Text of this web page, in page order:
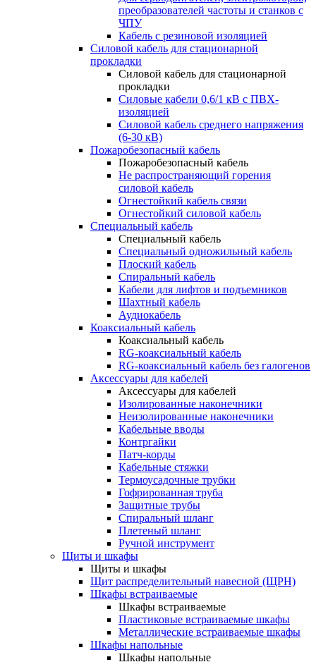
преобразователей частоты и станков с
ЧПУ
Кабель с резиновой изоляцией
Силовой кабель для стационарной
прокладки
Силовой кабель для стационарной
прокладки
Силовые кабели 0,6/1 кВ с ПВХ-
изоляцией
Силовой кабель среднего напряжения
(6-30 кВ)
Пожаробезопасный кабель
Пожаробезопасный кабель
Не распространяющий горения
силовой кабель
Огнестойкий кабель связи
Огнестойкий силовой кабель
Специальный кабель
Специальный кабель
Специальный одножильный кабель
Плоский кабель
Спиральный кабель
Кабели для лифтов и подъемников
Шахтный кабель
Аудиокабель
Коаксиальный кабель
Коаксиальный кабель
RG-коаксиальный кабель
RG-коаксиальный кабель без галогенов
Аксессуары для кабелей
Аксессуары для кабелей
Изолированные наконечники
Неизолированные наконечники
Кабельные вводы
Контргайки
Патч-корды
Кабельные стяжки
Термоусадочные трубки
Гофрированная труба
Защитные трубы
Спиральный шланг
Плетеный шланг
Ручной инструмент
Щиты и шкафы
Щиты и шкафы
Щит распределительный навесной (ЩРН)
Шкафы встраиваемые
Шкафы встраиваемые
Пластиковые встраиваемые шкафы
Металлические встраиваемые шкафы
Шкафы напольные
Шкафы напольные